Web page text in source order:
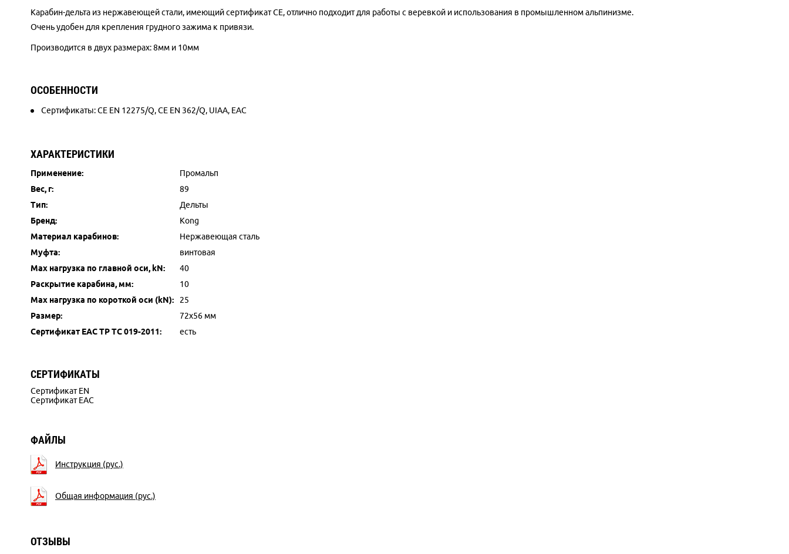
Карабин-дельта из нержавеющей стали, имеющий сертификат CE, отлично подходит для работы с веревкой и использования в промышленном альпинизме.
Очень удобен для крепления грудного зажима к привязи.
Производится в двух размерах: 8мм и 10мм
ОСОБЕННОСТИ
Сертификаты:CE EN 12275/Q,CE EN 362/Q, UIAA, ЕАС
ХАРАКТЕРИСТИКИ
Применение:
Промальп
Вес, г:
89
Тип:
Дельты
Бренд:
Kong
Материал карабинов:
Нержавеющая сталь
Муфта:
винтовая
Max нагрузка по главной оси, kN:
40
Раскрытие карабина, мм:
10
Max нагрузка по короткой оси (kN):
25
Размер:
72х56 мм
Сертификат ЕАС ТР ТС 019-2011:
есть
СЕРТИФИКАТЫ
Сертификат EN
Сертификат EAC
ФАЙЛЫ
Инструкция (рус.)
Общая информация (рус.)
ОТЗЫВЫ